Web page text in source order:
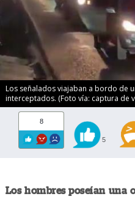
Los señalados viajaban a bordo de
interceptados. (Foto vía: captura de
8
5
Los hombres poseían una